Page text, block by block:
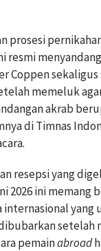
prosesi
resmi
Coppen sekaligus
memeluk
akrab
di Timnas
resepsi yang
2026 ini memang
internasional yang
setelah
pemainabroad